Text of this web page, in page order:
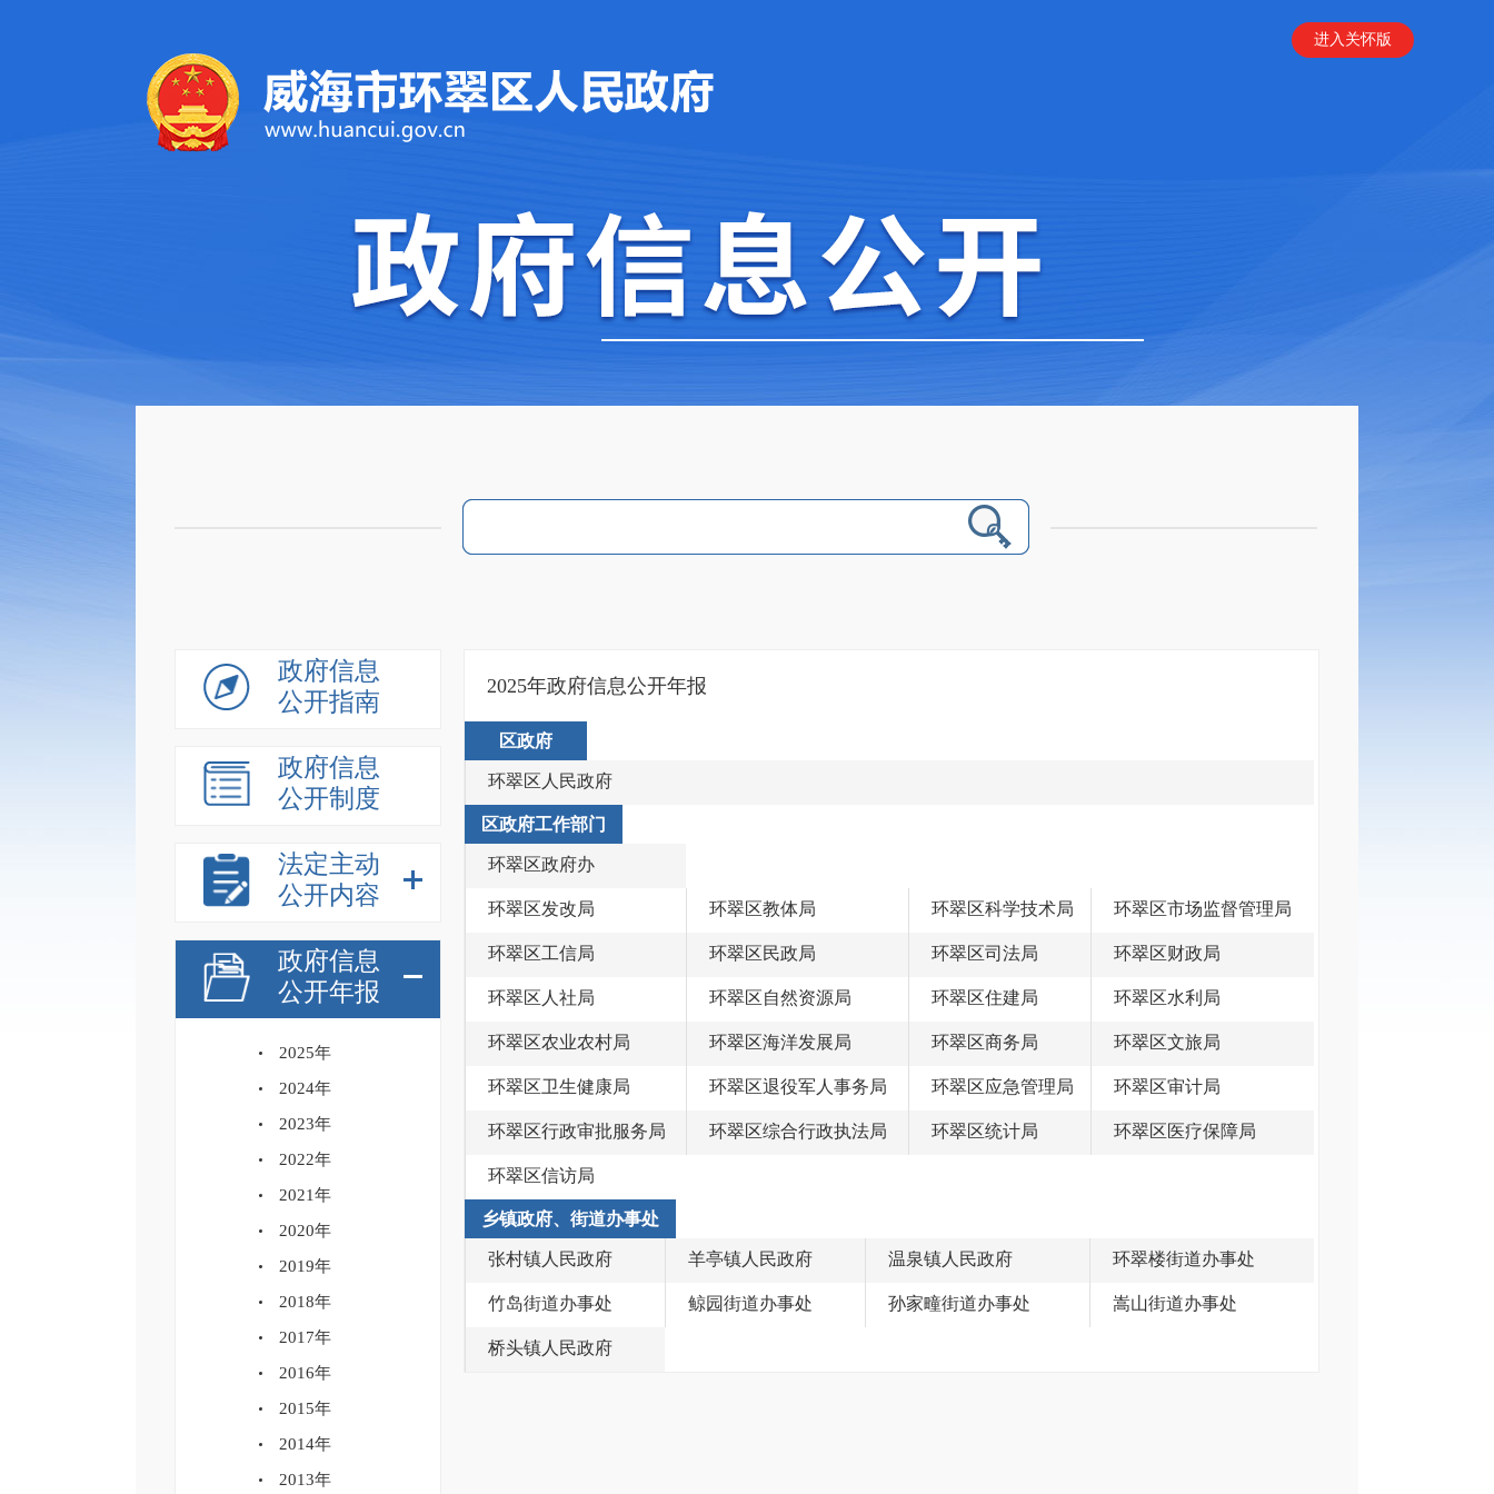
政府信息
公开指南
政府信息
公开制度
法定主动
公开内容
政府信息
公开年报
2025年
2024年
2023年
2022年
2021年
2020年
2019年
2018年
2017年
2016年
2015年
2014年
2013年
2025年政府信息公开年报
区政府
环翠区人民政府
区政府工作部门
环翠区政府办
环翠区发改局 环翠区教体局 环翠区科学技术局 环翠区市场监督管理局
环翠区工信局 环翠区民政局 环翠区司法局 环翠区财政局
环翠区人社局 环翠区自然资源局 环翠区住建局 环翠区水利局
环翠区农业农村局 环翠区海洋发展局 环翠区商务局 环翠区文旅局
环翠区卫生健康局 环翠区退役军人事务局 环翠区应急管理局 环翠区审计局
环翠区行政审批服务局 环翠区综合行政执法局 环翠区统计局 环翠区医疗保障局
环翠区信访局
乡镇政府、街道办事处
张村镇人民政府 羊亭镇人民政府 温泉镇人民政府 环翠楼街道办事处
竹岛街道办事处 鲸园街道办事处 孙家疃街道办事处 嵩山街道办事处
桥头镇人民政府
进入关怀版